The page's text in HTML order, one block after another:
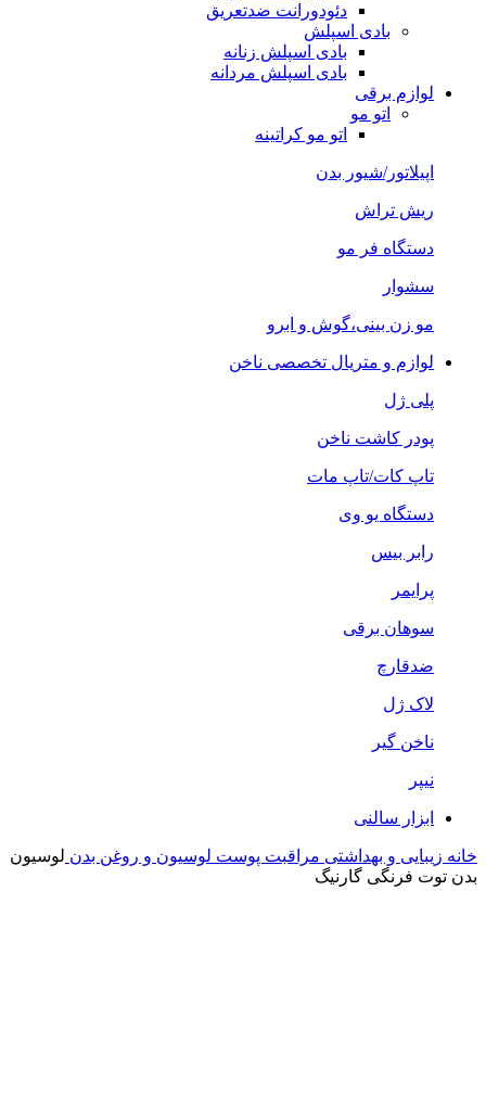
دئودورانت ضدتعریق
بادی اسپلش
بادی اسپلش زنانه
بادی اسپلش مردانه
لوازم برقی
اتو مو
اتو مو کراتینه
اپیلاتور/شیور بدن
ریش تراش
دستگاه فر مو
سشوار
مو زن بینی،گوش و ابرو
لوازم و متریال تخصصی ناخن
پلی ژل
پودر کاشت ناخن
تاپ کات/تاپ مات
دستگاه یو وی
رابر بیس
پرایمر
سوهان برقی
ضدقارچ
لاک ژل
ناخن گیر
نیپر
ابزار سالنی
خانه زیبایی و بهداشتی مراقبت پوست لوسیون و روغن بدن لوسیون
بدن توت فرنگی گارنیگ